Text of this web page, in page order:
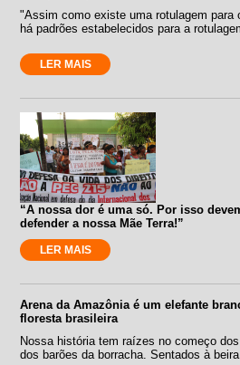
"Assim como existe uma rotulagem para
há padrões estabelecidos para a
LER MAIS
“A nossa dor é uma só. Por isso
defender a nossa Mãe Terra!”
LER MAIS
Arena da Amazônia é um elefante
floresta brasileira
Nossa história tem raízes no começo
dos barões da borracha. Sentados à